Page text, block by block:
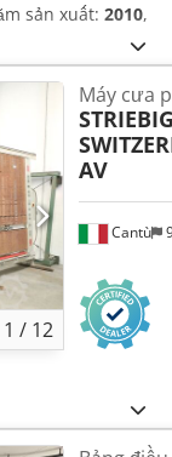
sản xuất: 2010,
1 / 12
Cantù
Máy cưa
AV